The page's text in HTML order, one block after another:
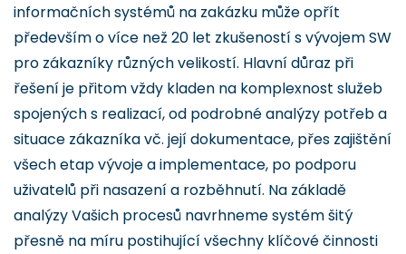
informačních systémů na zakázku může opřít
především o více než 20 let zkušeností s vývojem SW
pro zákazníky různých velikostí. Hlavní důraz při
řešení je přitom vždy kladen na komplexnost služeb
spojených s realizací, od podrobné analýzy potřeb a
situace zákazníka vč. její dokumentace, přes zajištění
všech etap vývoje a implementace, po podporu
uživatelů při nasazení a rozběhnutí. Na základě
analýzy Vašich procesů navrhneme systém šitý
přesně na míru postihující všechny klíčové činnosti